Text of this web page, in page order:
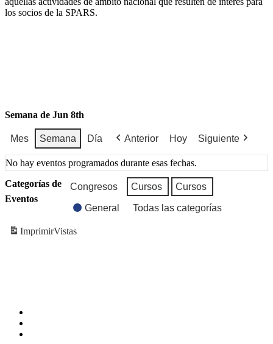
los socios de la SPARS.
Semana de Jun 8th
Mes Semana Día Anterior Hoy Siguiente
No hay eventos programados durante esas fechas.
Categorías de
Eventos
Congresos Cursos Cursos
General Todas las categorías
ImprimirVistas